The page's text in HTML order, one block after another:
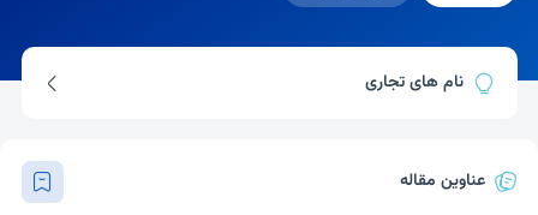
نام های تجاری
کورتیران
عناوین مقاله